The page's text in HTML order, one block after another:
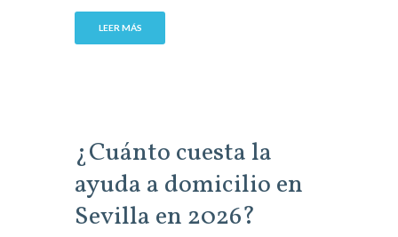
LEER MÁS
¿Cuánto cuesta la
ayuda a domicilio en
Sevilla en 2026?